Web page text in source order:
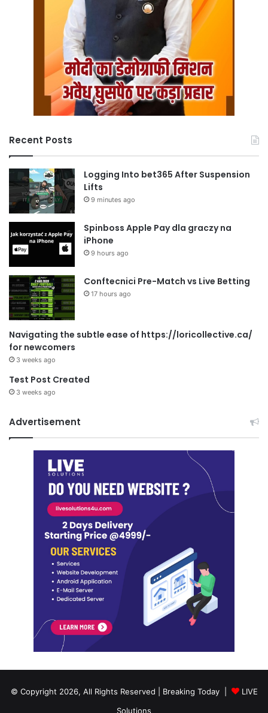
Recent Posts
Logging Into bet365 After Suspension
Lifts
9 minutes ago
Spinboss Apple Pay dla graczy na
iPhone
9 hours ago
Conftecnici Pre-Match vs Live Betting
17 hours ago
Navigating the subtle ease of https://loricollective.ca/
for newcomers
3 weeks ago
Test Post Created
3 weeks ago
Advertisement
© Copyright 2026, All Rights Reserved | Breaking Today |
LIVE
Solutions